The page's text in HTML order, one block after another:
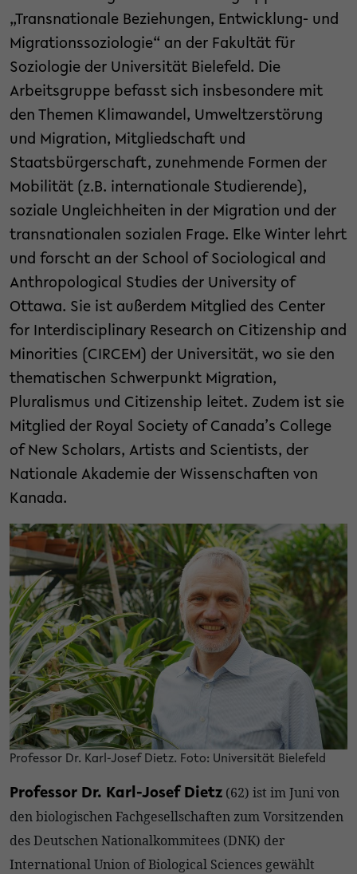
„Transnationale Beziehungen, Entwicklung- und
Migrationssoziologie“ an der Fakultät für
Soziologie der Universität Bielefeld. Die
Arbeitsgruppe befasst sich insbesondere mit
den Themen Klimawandel, Umweltzerstörung
und Migration, Mitgliedschaft und
Staatsbürgerschaft, zunehmende Formen der
Mobilität (z.B. internationale Studierende),
soziale Ungleichheiten in der Migration und der
transnationalen sozialen Frage. Elke Winter lehrt
und forscht an der School of Sociological and
Anthropological Studies der University of
Ottawa. Sie ist außerdem Mitglied des Center
for Interdisciplinary Research on Citizenship and
Minorities (CIRCEM) der Universität, wo sie den
thematischen Schwerpunkt Migration,
Pluralismus und Citizenship leitet. Zudem ist sie
Mitglied der Royal Society of Canada’s College
of New Scholars, Artists and Scientists, der
Nationale Akademie der Wissenschaften von
Kanada.
Professor Dr. Karl-Josef Dietz. Foto: Universität Bielefeld
Professor Dr. Karl-Josef Dietz (62) ist im Juni von
den biologischen Fachgesellschaften zum Vorsitzenden
des Deutschen Nationalkommitees (DNK) der
International Union of Biological Sciences gewählt